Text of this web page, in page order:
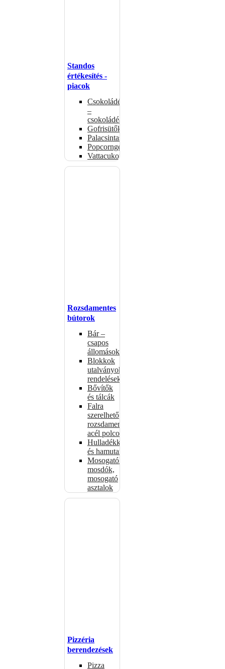
Standos
értékesítés -
piacok
Csokoládémelegítők
–
csokoládéadagolók
Gofrisütők
Palacsintasütők
Popcorngépek
Vattacukorgép
Rozsdamentes
bútorok
Bár –
csapos
állomások
Blokkok
utalványokhoz,
rendelésekhez
Bővítők
és tálcák
Falra
szerelhető
rozsdamentes
acél polcok
Hulladékkosarak
és hamutartók
Mosogatók,
mosdók,
mosogató
asztalok
Pizzéria
berendezések
Pizza